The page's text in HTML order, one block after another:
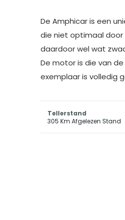
De Amphicar is een
die niet optimaal
daardoor wel wat
De motor is die van
exemplaar is volledig
Tellerstand
305 Km Afgelezen Stand